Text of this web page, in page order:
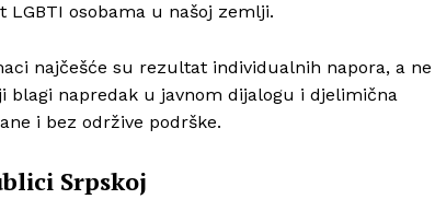
osobama u našoj zemlji.
najčešće su rezultat individualnih napora, a ne
blagi napredak u javnom dijalogu i djelimična
i bez održive podrške.
Srpskoj